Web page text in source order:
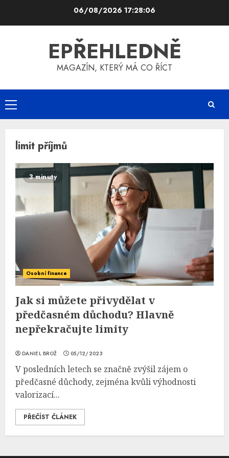
06/08/2026 17:28:06
EPŘEHLEDNĚ
MAGAZÍN, KTERÝ MÁ CO ŘÍCT
Primary
Menu
limit příjmů
3 minuty
Osobní finance
Jak si můžete přivydělat v
předčasném důchodu? Hlavně
nepřekračujte limity
DANIEL BROŽ 05/12/2023
V posledních letech se značně zvýšil zájem o
předčasné důchody, zejména kvůli výhodnosti
valorizací...
PŘEČÍST ČLÁNEK